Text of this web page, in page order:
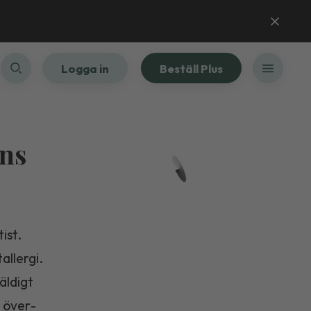
Logga in Beställ Plus
över­